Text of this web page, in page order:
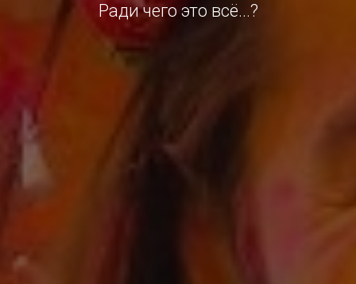
Ради чего это всё...?